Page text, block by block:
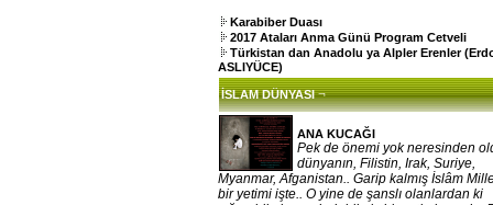
Karabiber Duası
2017 Ataları Anma Günü Program Cetveli
Türkistan dan Anadolu ya Alpler Erenler
ASLIYÜCE)
İSLAM DÜNYASI ¬
ANA KUCAĞI
Pek de önemi yok neresinden
dünyanın, Filistin, Irak, Suriye,
Myanmar, Afganistan.. Garip kalmış İslâm
bir yetimi işte.. O yine de şanslı olanlardan ki